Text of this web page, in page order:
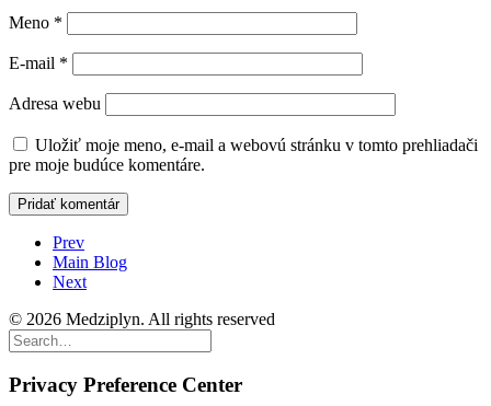
Meno *
E-mail *
Adresa webu
Uložiť moje meno, e-mail a webovú stránku v tomto prehliadači
pre moje budúce komentáre.
Prev
Main Blog
Next
© 2026 Medziplyn. All rights reserved
Privacy Preference Center